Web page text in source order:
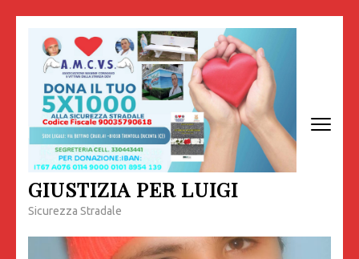
contenuto
(premi
invio)
GIUSTIZIA PER LUIGI
Sicurezza Stradale